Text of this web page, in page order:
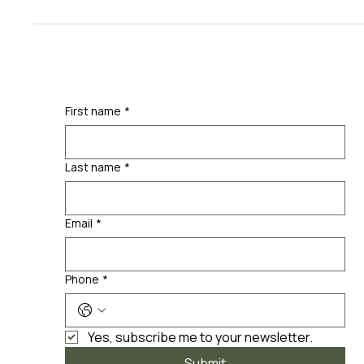
First name *
Last name *
Email *
Phone *
Yes, subscribe me to your newsletter.